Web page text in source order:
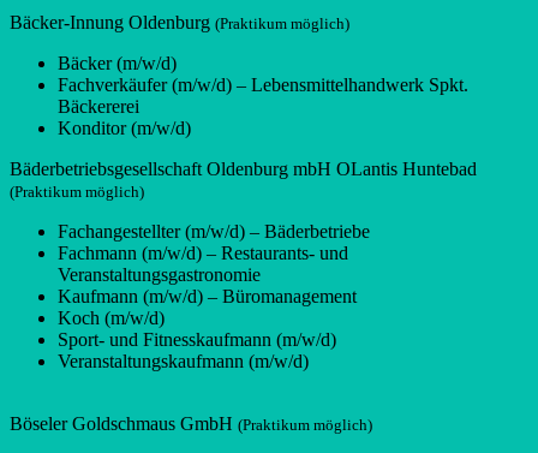
Bäcker-Innung Oldenburg (Praktikum möglich)
Bäcker (m/w/d)
Fachverkäufer (m/w/d) – Lebensmittelhandwerk Spkt.
Bäckererei
Konditor (m/w/d)
Bäderbetriebsgesellschaft Oldenburg mbH OLantis Huntebad
(Praktikum möglich)
Fachangestellter (m/w/d) – Bäderbetriebe
Fachmann (m/w/d) – Restaurants- und
Veranstaltungsgastronomie
Kaufmann (m/w/d) – Büromanagement
Koch (m/w/d)
Sport- und Fitnesskaufmann (m/w/d)
Veranstaltungskaufmann (m/w/d)
Böseler Goldschmaus GmbH (Praktikum möglich)